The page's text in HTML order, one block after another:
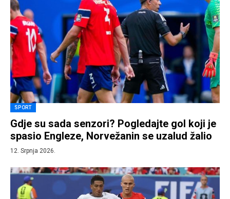
SPORT
Gdje su sada senzori? Pogledajte gol koji je
spasio Engleze, Norvežanin se uzalud žalio
12. Srpnja 2026.